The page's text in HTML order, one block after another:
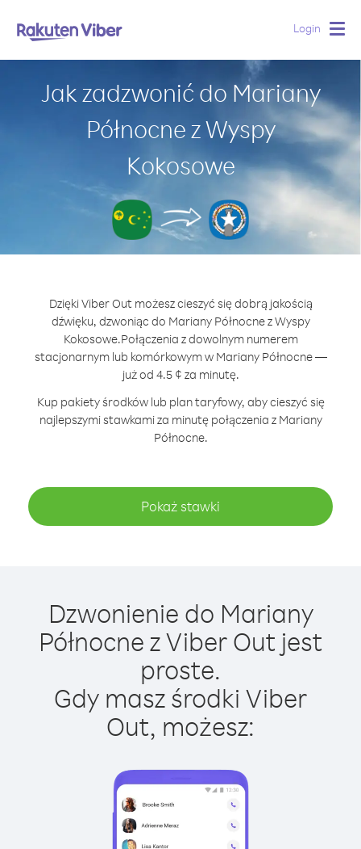
Login
Jak zadzwonić do Mariany
Północne z Wyspy
Kokosowe
Dzięki Viber Out możesz cieszyć się dobrą jakością
dźwięku, dzwoniąc do Mariany Północne z Wyspy
Kokosowe.Połączenia z dowolnym numerem
stacjonarnym lub komórkowym w Mariany Północne —
już od 4.5 ¢ za minutę.
Kup pakiety środków lub plan taryfowy, aby cieszyć się
najlepszymi stawkami za minutę połączenia z Mariany
Północne.
Pokaż stawki
Dzwonienie do Mariany
Północne z Viber Out jest
proste.
Gdy masz środki Viber
Out, możesz: